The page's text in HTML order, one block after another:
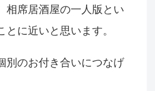
相席居酒屋の一人版とい
に近いと思います。
別のお付き合いにつなげ